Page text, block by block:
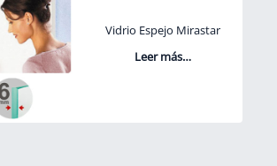
Vidrio Espejo Mirastar
Leer más…